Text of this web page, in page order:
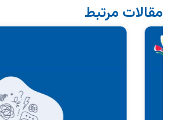
مقالات مرتبط